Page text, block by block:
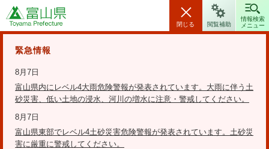
富山県
閉じる 閲覧補助
情報検索
メニュー
緊急情報
8月7日
富山県内にレベル4大雨危険警報が発表されています。大雨に伴う土
砂災害、低い土地の浸水、河川の増水に注意・警戒してください。
8月7日
富山県東部でレベル4土砂災害危険警報が発表されています。土砂災
害に厳重に警戒してください。
テーマから探す